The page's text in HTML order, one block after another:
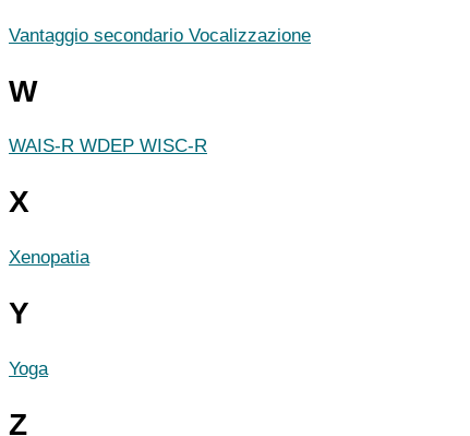
Vantaggio secondario Vocalizzazione
W
WAIS-R WDEP WISC-R
X
Xenopatia
Y
Yoga
Z